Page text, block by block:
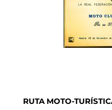
RUTA MOTO-